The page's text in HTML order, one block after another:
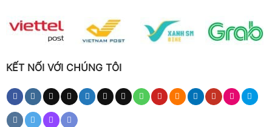
KẾT NỐI VỚI CHÚNG TÔI